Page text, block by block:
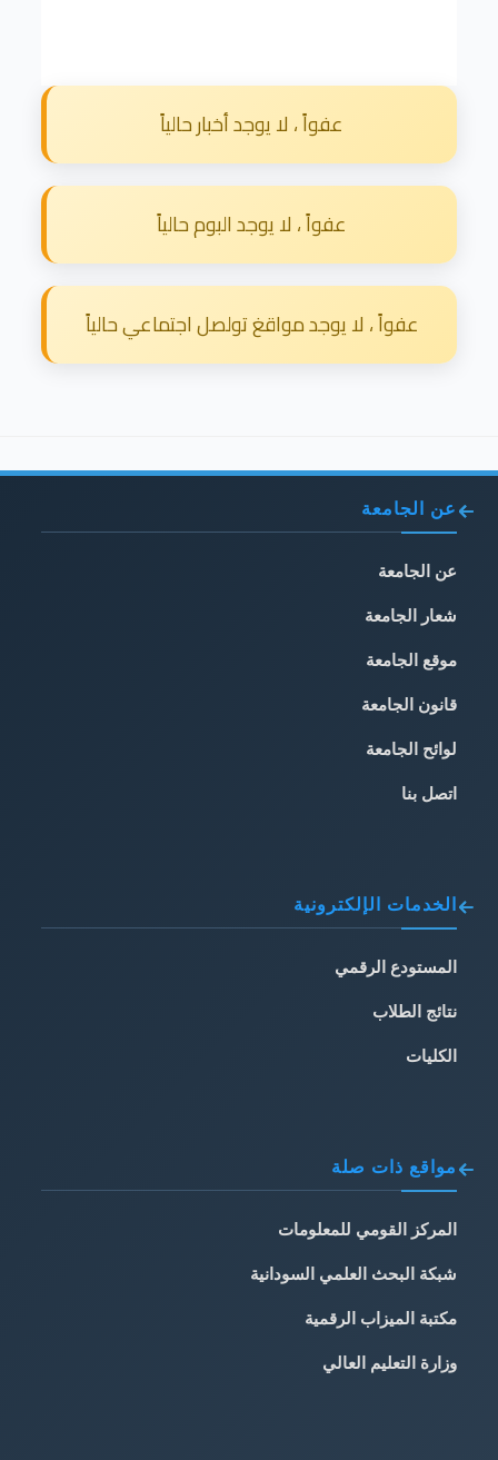
عفواً ، لا يوجد أخبار حالياً
عفواً ، لا يوجد البوم حالياً
عفواً ، لا يوجد مواقغ تولصل اجتماعي حالياً
عن الجامعة
عن الجامعة
شعار الجامعة
موقع الجامعة
قانون الجامعة
لوائح الجامعة
اتصل بنا
الخدمات الإلكترونية
المستودع الرقمي
نتائج الطلاب
الكليات
مواقع ذات صلة
المركز القومي للمعلومات
شبكة البحث العلمي السودانية
مكتبة الميزاب الرقمية
وزارة التعليم العالي